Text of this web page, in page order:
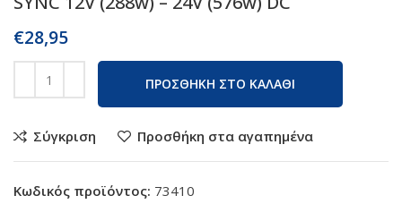
€28,95
ΠΡΟΣΘΗΚΗ ΣΤΟ ΚΑΛΑΘΙ
Σύγκριση Προσθήκη στα αγαπημένα
Κωδικός προϊόντος: 73410